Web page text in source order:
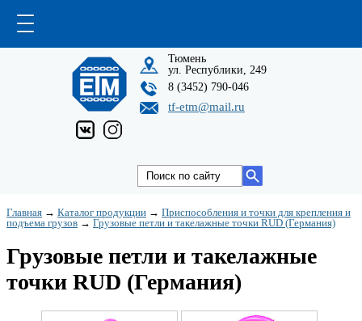
Тюмень
ул. Республики, 249
8 (3452) 790-046
tf-etm@mail.ru
Главная → Каталог продукции → Приспособления и точки для крепления и
подъема грузов → Грузовые петли и такелажные точки RUD (Германия)
Грузовые петли и такелажные
точки RUD (Германия)